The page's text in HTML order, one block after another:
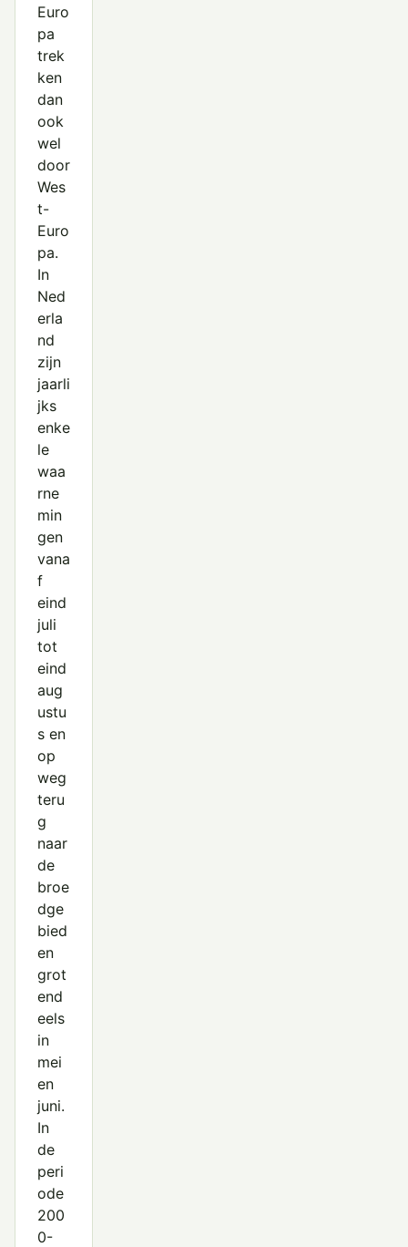
Euro
pa
trek
ken
dan
ook
wel
door
Wes
t-
Euro
pa.
In
Ned
erla
nd
zijn
jaarli
jks
enke
le
waa
rne
min
gen
vana
f
eind
juli
tot
eind
aug
ustu
s en
op
weg
teru
g
naar
de
broe
dge
bied
en
grot
end
eels
in
mei
en
juni.
In
de
peri
ode
200
0-